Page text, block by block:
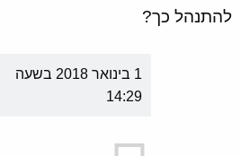
להתנהל כך?
1 בינואר 2018 בשעה
14:29